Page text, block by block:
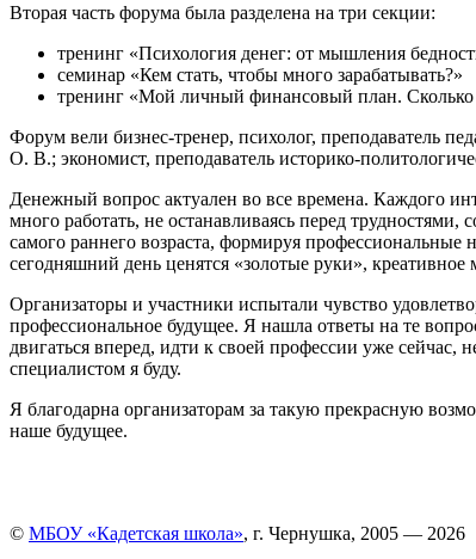
Вторая часть форума была разделена на три секции:
тренинг «Психология денег: от мышления
семинар «Кем стать, чтобы много зарабатывать?»
тренинг «Мой личный финансовый план. Сколько
Форум вели бизнес-тренер, психолог, преподаватель п
О. В.; экономист, преподаватель историко-
Денежный вопрос актуален во все времена. Каждого
много работать, не останавливаясь перед
самого раннего возраста, формируя
сегодняшний день ценятся «золотые руки»,
Организаторы и участники испытали чувство
профессиональное будущее. Я нашла ответы на те
двигаться вперед, идти к своей профессии уже
специалистом я буду.
Я благодарна организаторам за такую прекрасную
наше будущее.
© МБОУ «Кадетская школа», г. Чернушка, 2005 — 2026